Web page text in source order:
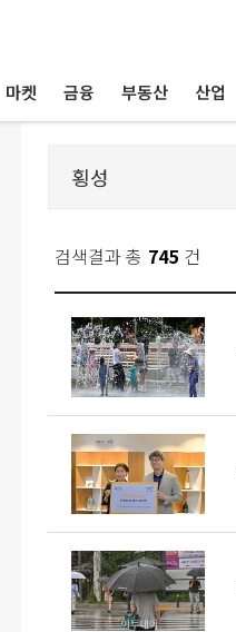
마켓 금융 부동산 산업
검색결과 총 745 건